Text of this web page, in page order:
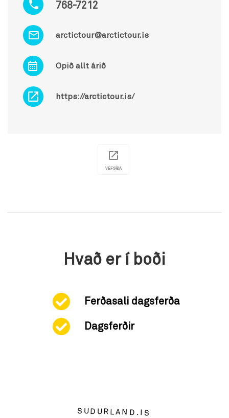
768-7212
arctictour@arctictour.is
Opið allt árið
https://arctictour.is/
VEFSÍÐA
Hvað er í boði
Ferðasali dagsferða
Dagsferðir
SUDURLAND.IS